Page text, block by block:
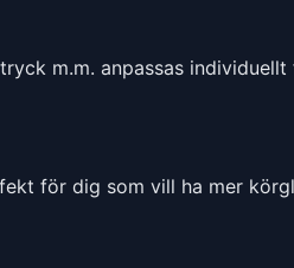
m.m. anpassas
för dig som vill ha mer